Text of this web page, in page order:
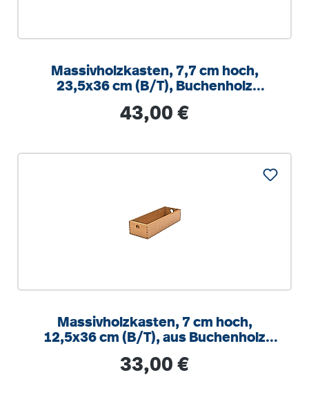
Massivholzkasten, 7,7 cm hoch,
23,5x36 cm (B/T), Buchenholz
Regulärer Preis:
43,00 €
Massivholzkasten, 7 cm hoch,
12,5x36 cm (B/T), aus Buchenholz
Regulärer Preis:
33,00 €